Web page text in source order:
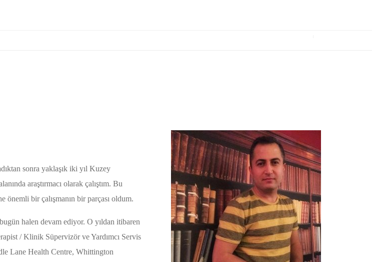
sonra yaklaşık iki yıl Kuzey
araştırmacı olarak çalıştım. Bu
bir çalışmanın bir parçası oldum.
halen devam ediyor. O yıldan itibaren
/ Klinik Süpervizör ve Yardımcı Servis
Lane Health Centre, Whittington